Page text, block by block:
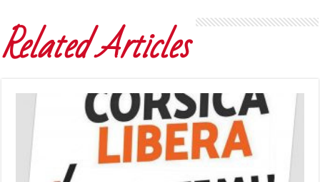
Related Articles